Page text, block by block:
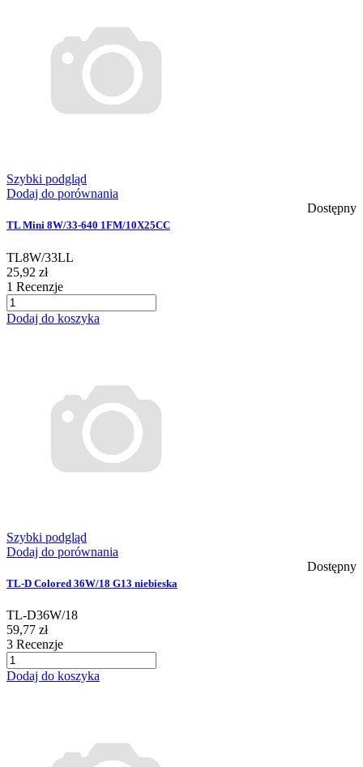
Szybki podgląd
Dodaj do porównania
Dostępny
TL Mini 8W/33-640 1FM/10X25CC
TL8W/33LL
25,92 zł
1 Recenzje
Dodaj do koszyka
Szybki podgląd
Dodaj do porównania
Dostępny
TL-D Colored 36W/18 G13 niebieska
TL-D36W/18
59,77 zł
3 Recenzje
Dodaj do koszyka